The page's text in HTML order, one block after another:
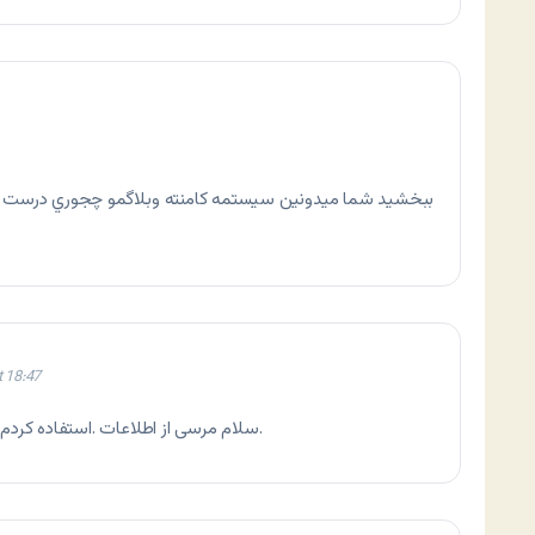
ببخشيد شما ميدونين سيستمه كامنته وبلاگمو چجوري
18:47
سلام مرسی از اطلاعات .استفاده کردم.خوشحال میشم به منم سر بزنی و نظرتو بگی.